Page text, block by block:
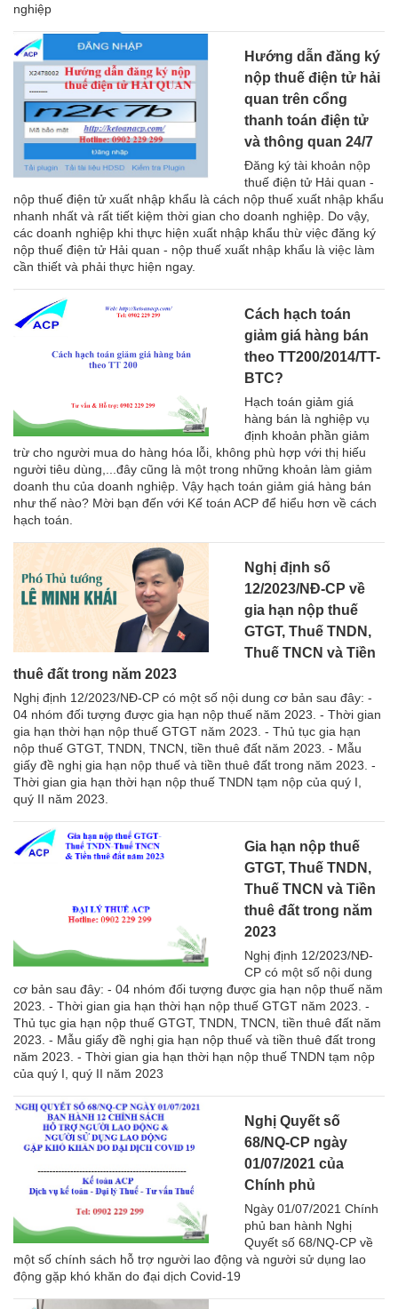
nghiệp
Hướng dẫn đăng ký
nộp thuế điện tử hải
quan trên cổng
thanh toán điện tử
và thông quan 24/7
Đăng ký tài khoản nộp
thuế điện tử Hải quan -
nộp thuế điện tử xuất nhập khẩu là cách nộp thuế xuất nhập khẩu
nhanh nhất và rất tiết kiệm thời gian cho doanh nghiệp. Do vậy,
các doanh nghiệp khi thực hiện xuất nhập khẩu thừ việc đăng ký
nộp thuế điện tử Hải quan - nộp thuế xuất nhập khẩu là việc làm
cần thiết và phải thực hiện ngay.
Cách hạch toán
giảm giá hàng bán
theo TT200/2014/TT-
BTC?
Hạch toán giảm giá
hàng bán là nghiệp vụ
định khoản phần giảm
trừ cho người mua do hàng hóa lỗi, không phù hợp với thị hiếu
người tiêu dùng,...đây cũng là một trong những khoản làm giảm
doanh thu của doanh nghiệp. Vậy hạch toán giảm giá hàng bán
như thế nào? Mời bạn đến với Kế toán ACP để hiểu hơn về cách
hạch toán.
Nghị định số
12/2023/NĐ-CP về
gia hạn nộp thuế
GTGT, Thuế TNDN,
Thuế TNCN và Tiền
thuê đất trong năm 2023
Nghị định 12/2023/NĐ-CP có một số nội dung cơ bản sau đây: -
04 nhóm đối tượng được gia hạn nộp thuế năm 2023. - Thời gian
gia hạn thời hạn nộp thuế GTGT năm 2023. - Thủ tục gia hạn
nộp thuế GTGT, TNDN, TNCN, tiền thuê đất năm 2023. - Mẫu
giấy đề nghị gia hạn nộp thuế và tiền thuê đất trong năm 2023. -
Thời gian gia hạn thời hạn nộp thuế TNDN tạm nộp của quý I,
quý II năm 2023.
Gia hạn nộp thuế
GTGT, Thuế TNDN,
Thuế TNCN và Tiền
thuê đất trong năm
2023
Nghị định 12/2023/NĐ-
CP có một số nội dung
cơ bản sau đây: - 04 nhóm đối tượng được gia hạn nộp thuế năm
2023. - Thời gian gia hạn thời hạn nộp thuế GTGT năm 2023. -
Thủ tục gia hạn nộp thuế GTGT, TNDN, TNCN, tiền thuê đất năm
2023. - Mẫu giấy đề nghị gia hạn nộp thuế và tiền thuê đất trong
năm 2023. - Thời gian gia hạn thời hạn nộp thuế TNDN tạm nộp
của quý I, quý II năm 2023
Nghị Quyết số
68/NQ-CP ngày
01/07/2021 của
Chính phủ
Ngày 01/07/2021 Chính
phủ ban hành Nghị
Quyết số 68/NQ-CP về
một số chính sách hỗ trợ người lao động và người sử dụng lao
động gặp khó khăn do đại dịch Covid-19